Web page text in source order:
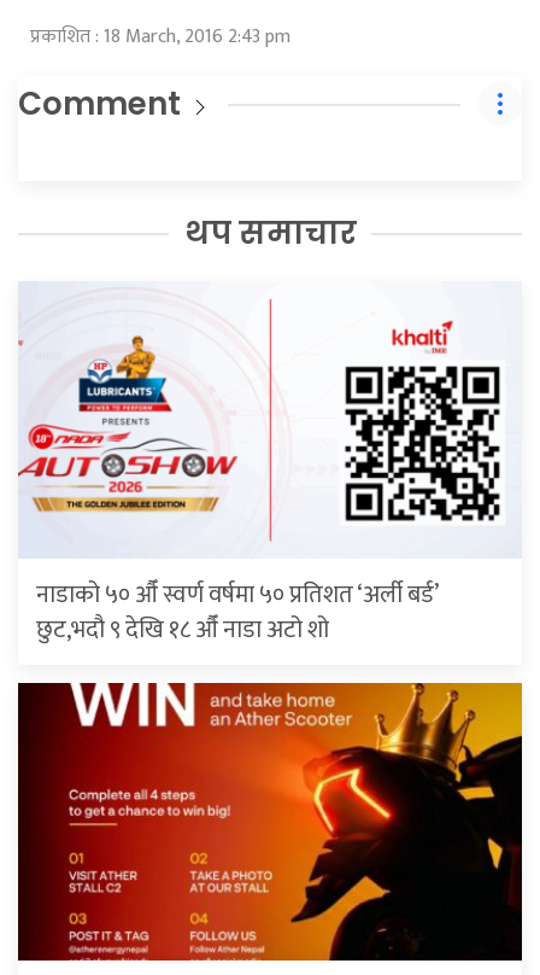
प्रकाशित : 18 March, 2016 2:43 pm
Comment
थप समाचार
नाडाको ५० औँ स्वर्ण वर्षमा ५० प्रतिशत ‘अर्ली बर्ड’
छुट,भदौ ९ देखि १८ औँ नाडा अटो शो